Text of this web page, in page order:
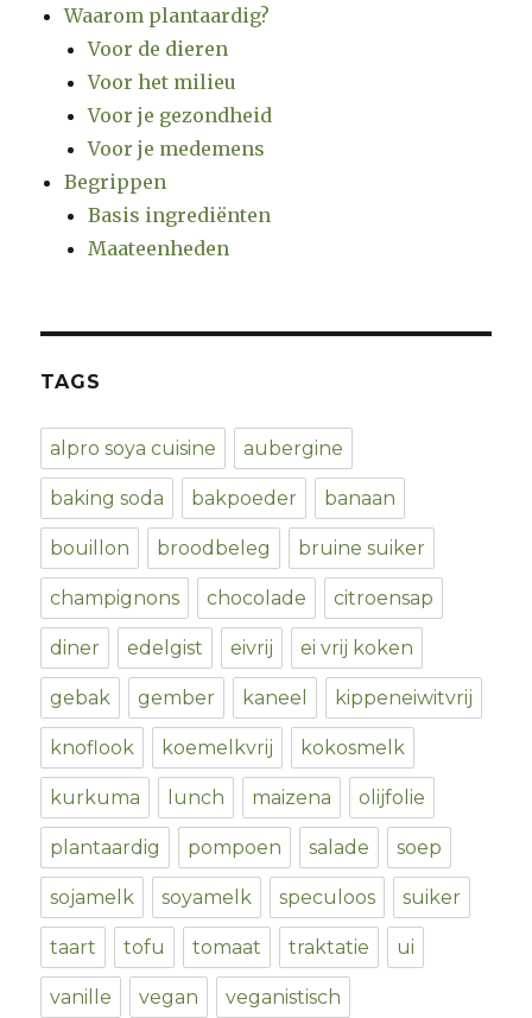
Waarom plantaardig?
Voor de dieren
Voor het milieu
Voor je gezondheid
Voor je medemens
Begrippen
Basis ingrediënten
Maateenheden
TAGS
alpro soya cuisine aubergine
baking soda bakpoeder banaan
bouillon broodbeleg bruine suiker
champignons chocolade citroensap
diner edelgist eivrij ei vrij koken
gebak gember kaneel kippeneiwitvrij
knoflook koemelkvrij kokosmelk
kurkuma lunch maizena olijfolie
plantaardig pompoen salade soep
sojamelk soyamelk speculoos suiker
taart tofu tomaat traktatie ui
vanille vegan veganistisch